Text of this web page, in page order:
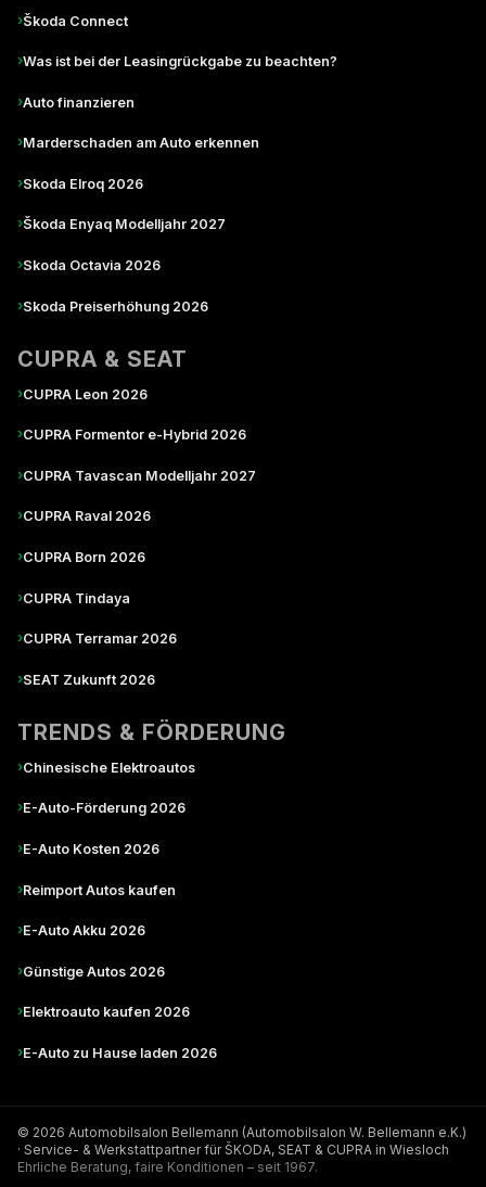
›Škoda Connect
›Was ist bei der Leasingrückgabe zu beachten?
›Auto finanzieren
›Marderschaden am Auto erkennen
›Skoda Elroq 2026
›Škoda Enyaq Modelljahr 2027
›Skoda Octavia 2026
›Skoda Preiserhöhung 2026
CUPRA & SEAT
›CUPRA Leon 2026
›CUPRA Formentor e-Hybrid 2026
›CUPRA Tavascan Modelljahr 2027
›CUPRA Raval 2026
›CUPRA Born 2026
›CUPRA Tindaya
›CUPRA Terramar 2026
›SEAT Zukunft 2026
TRENDS & FÖRDERUNG
›Chinesische Elektroautos
›E-Auto-Förderung 2026
›E-Auto Kosten 2026
›Reimport Autos kaufen
›E-Auto Akku 2026
›Günstige Autos 2026
›Elektroauto kaufen 2026
›E-Auto zu Hause laden 2026
© 2026 Automobilsalon Bellemann (Automobilsalon W. Bellemann e.K.)
· Service- & Werkstattpartner für ŠKODA, SEAT & CUPRA in Wiesloch
Ehrliche Beratung, faire Konditionen – seit 1967.